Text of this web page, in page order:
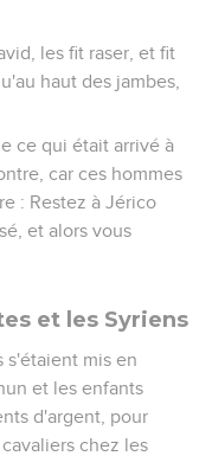
les fit raser, et fit
haut des jambes,
ce qui était arrivé à
car ces hommes
: Restez à Jérico
et alors vous
et les Syriens
s'étaient mis en
et les enfants
d'argent, pour
chez les